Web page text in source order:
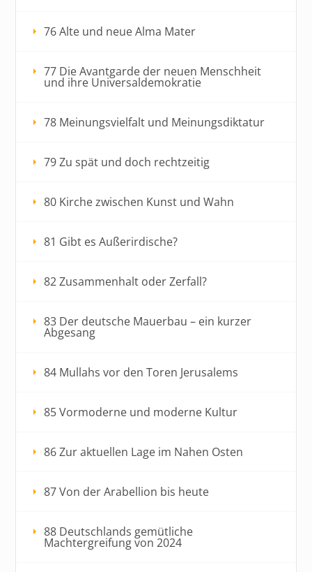
76 Alte und neue Alma Mater
77 Die Avantgarde der neuen Menschheit
und ihre Universaldemokratie
78 Meinungsvielfalt und Meinungsdiktatur
79 Zu spät und doch rechtzeitig
80 Kirche zwischen Kunst und Wahn
81 Gibt es Außerirdische?
82 Zusammenhalt oder Zerfall?
83 Der deutsche Mauerbau – ein kurzer
Abgesang
84 Mullahs vor den Toren Jerusalems
85 Vormoderne und moderne Kultur
86 Zur aktuellen Lage im Nahen Osten
87 Von der Arabellion bis heute
88 Deutschlands gemütliche
Machtergreifung von 2024